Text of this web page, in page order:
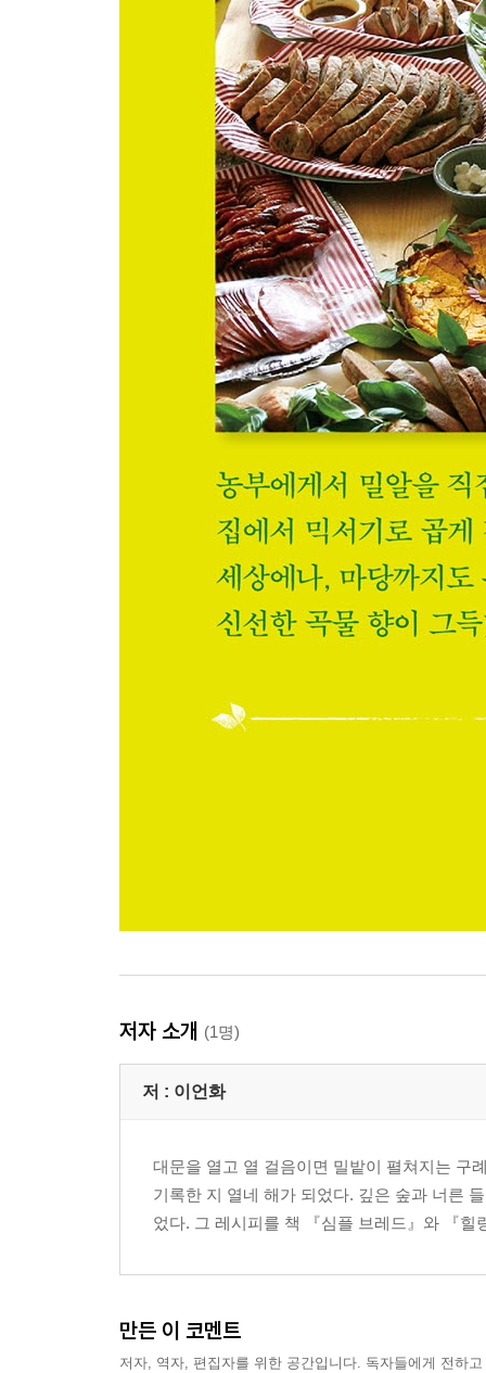
저자 소개 (1명)
저 : 이언화
대문을 열고 열 걸음이면 밀밭이 펼쳐지는 구
기록한 지 열네 해가 되었다. 깊은 숲과 너른
었다. 그 레시피를 책 『심플 브레드』와 『힐
만든 이 코멘트
저자, 역자, 편집자를 위한 공간입니다. 독자들에게 전하